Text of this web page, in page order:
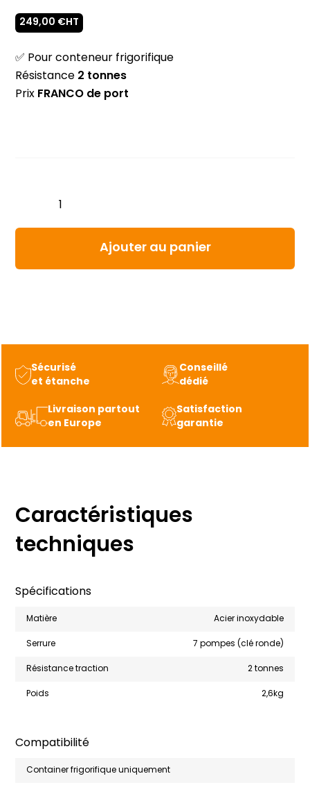
Sécurisé
et étanche
Conseillé
dédié
Livraison partout
en Europe
Satisfaction
garantie
Caractéristiques
techniques
Spécifications
Matière
Acier inoxydable
Serrure
7 pompes (clé ronde)
Résistance traction
2 tonnes
Poids
2,6kg
Compatibilité
Container frigorifique uniquement
249,00 €HT
✅ Pour conteneur frigorifique
Résistance2 tonnes
PrixFRANCO de port
Cadenas
frigorifique
Ajouter au panier